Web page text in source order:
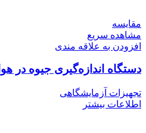
مقایسه
مشاهده سریع
افزودن به علاقه مندی
دستگاه اندازه‌‌گیری جیوه در هوا Light-915M2
تجهیزات آزمایشگاهی
اطلاعات بیشتر